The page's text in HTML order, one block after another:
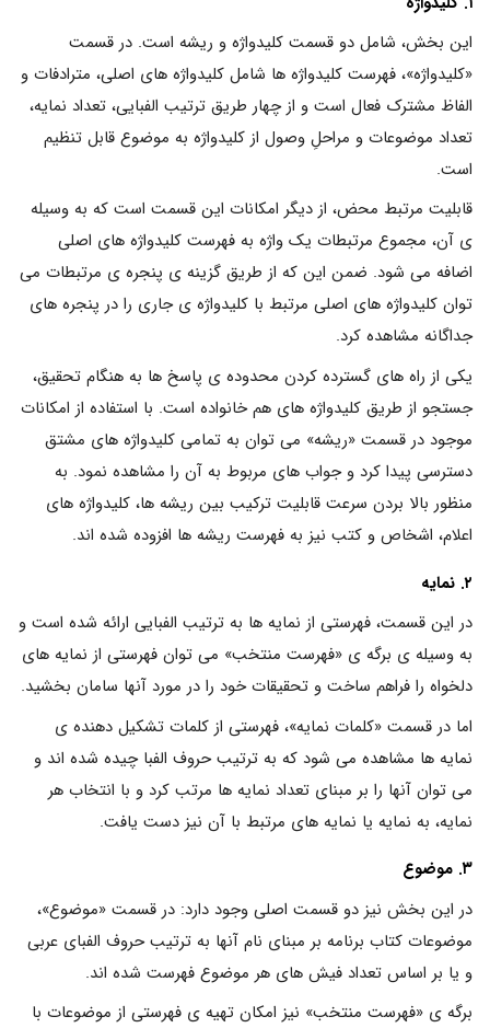
این بخش، شامل دو قسمت کلیدواژه و ریشه است. در قسمت
«کلیدواژه»، فهرست کلیدواژه ها شامل کلیدواژه های اصلی، مترادفات و
الفاظ مشترک فعال است و از چهار طریق ترتیب الفبایی، تعداد نمایه،
تعداد موضوعات و مراحلِ وصول از کلیدواژه به موضوع قابل تنظیم
است.
قابلیت مرتبط محض، از دیگر امکانات این قسمت است که به وسیله
ی آن، مجموع مرتبطات یک واژه به فهرست کلیدواژه های اصلی
اضافه می شود. ضمن این که از طریق گزینه ی پنجره ی مرتبطات می
توان کلیدواژه های اصلی مرتبط با کلیدواژه ی جاری را در پنجره های
جداگانه مشاهده کرد.
یکی از راه های گسترده کردن محدوده ی پاسخ ها به هنگام تحقیق،
جستجو از طریق کلیدواژه های هم خانواده است. با استفاده از امکانات
موجود در قسمت «ریشه» می توان به تمامی کلیدواژه های مشتق
دسترسی پیدا کرد و جواب های مربوط به آن را مشاهده نمود. به
منظور بالا بردن سرعت قابلیت ترکیب بین ریشه ها، کلیدواژه های
اعلام، اشخاص و کتب نیز به فهرست ریشه ها افزوده شده اند.
۲. نمایه
در این قسمت، فهرستی از نمایه ها به ترتیب الفبایی ارائه شده است و
به وسیله ی برگه ی «فهرست منتخب» می توان فهرستی از نمایه های
دلخواه را فراهم ساخت و تحقیقات خود را در مورد آنها سامان بخشید.
اما در قسمت «کلمات نمایه»، فهرستی از کلمات تشکیل دهنده ی
نمایه ها مشاهده می شود که به ترتیب حروف الفبا چیده شده اند و
می توان آنها را بر مبنای تعداد نمایه ها مرتب کرد و با انتخاب هر
نمایه، به نمایه یا نمایه های مرتبط با آن نیز دست یافت.
۳. موضوع
در این بخش نیز دو قسمت اصلی وجود دارد: در قسمت «موضوع»،
موضوعات کتاب برنامه بر مبنای نام آنها به ترتیب حروف الفبای عربی
و یا بر اساس تعداد فیش های هر موضوع فهرست شده اند.
برگه ی «فهرست منتخب» نیز امکان تهیه ی فهرستی از موضوعات با